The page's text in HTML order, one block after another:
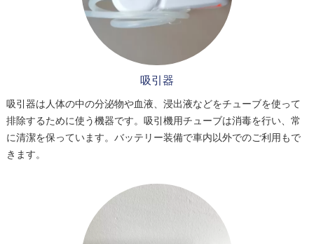
吸引器
吸引器は人体の中の分泌物や血液、浸出液などをチューブを使って
排除するために使う機器です。吸引機用チューブは消毒を行い、常
に清潔を保っています。バッテリー装備で車内以外でのご利用もで
きます。